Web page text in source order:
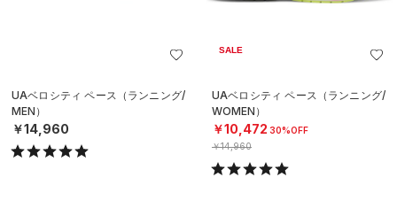
UAベロシティ ペース（ランニング/
MEN）
￥14,960
SALE
UAベロシティ ペース（ランニング/
WOMEN）
￥10,472 30%OFF
￥14,960